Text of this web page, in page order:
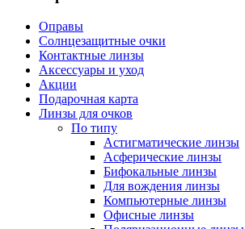
Оправы
Солнцезащитные очки
Контактные линзы
Аксессуары и уход
Акции
Подарочная карта
Линзы для очков
По типу
Астигматические линзы
Асферические линзы
Бифокальные линзы
Для вождения линзы
Компьютерные линзы
Офисные линзы